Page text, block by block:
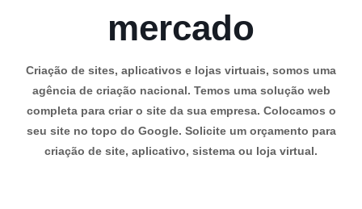
mercado
Criação de sites, aplicativos e lojas virtuais, somos uma
agência de criação nacional. Temos uma solução web
completa para criar o site da sua empresa. Colocamos o
seu site no topo do Google. Solicite um orçamento para
criação de site, aplicativo, sistema ou loja virtual.